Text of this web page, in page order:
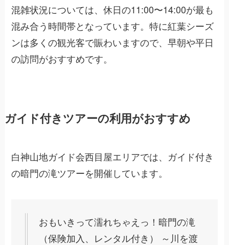
混雑状況については、休日の11:00〜14:00が最も
混み合う時間帯となっています。特に紅葉シーズ
ンは多くの観光客で賑わいますので、早朝や平日
の訪問がおすすめです。
ガイド付きツアーの利用がおすすめ
白神山地ガイド会西目屋エリアでは、ガイド付き
の暗門の滝ツアーを開催しています。
おもいきって濡れちゃえっ！暗門の滝
（保険加入、レンタル付き） ～川を渡